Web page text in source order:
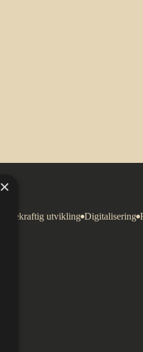
Bærekraftig utvikling Digitalisering
×